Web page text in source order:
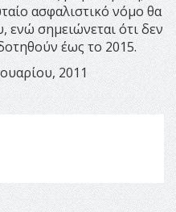
ασφαλιστικό νόµο θα
ενώ σημειώνεται ότι δεν
έως το 2015.
2011